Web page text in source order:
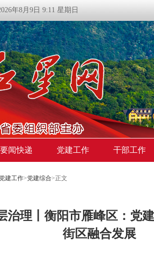
年8月9日 9:11 星期日
要闻快递 党建工作 干部工作
党建工作>党建综合>正文
治理丨衡阳市雁峰区：党
街区融合发展